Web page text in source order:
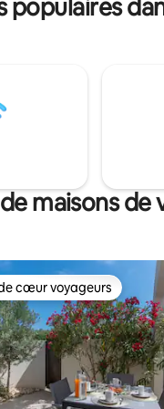
tarif en photo)
🏍️ Balade en moto,
maisons de
cœur voyageurs les plus
cœur voyageurs